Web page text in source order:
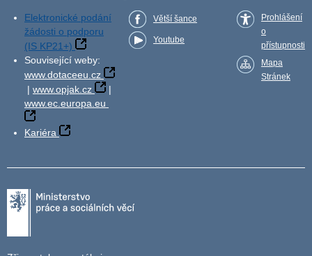
Elektronické podání
žádosti o podporu
(IS KP21+)
Související weby:
www.dotaceeu.cz
| www.opjak.cz
|
www.ec.europa.eu
Kariéra
Větší šance
Youtube
Prohlášení
o
přístupnosti
Mapa
Stránek